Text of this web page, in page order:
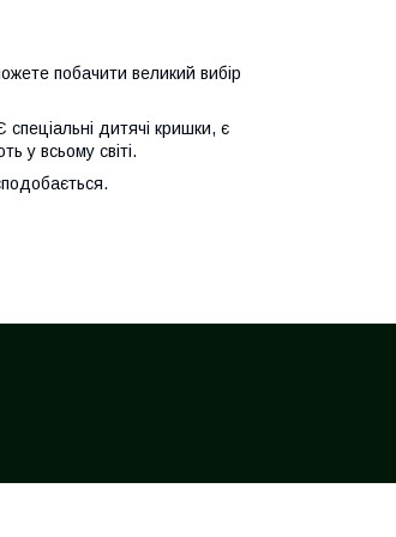
побачити великий вибір
спеціальні дитячі кришки, є
у всьому світі.